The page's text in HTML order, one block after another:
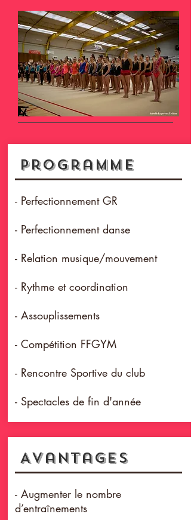
Programme
- Perfectionnement GR
- Perfectionnement danse
- Relation musique/mouvement
- Rythme et coordination
- Assouplissements
- Compétition FFGYM
- Rencontre Sportive du club
- Spectacles de fin d'année
Avantages
- Augmenter le nombre
d’entraînements